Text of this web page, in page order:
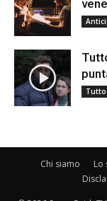
Tutto
Chi siamo Lo